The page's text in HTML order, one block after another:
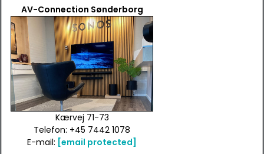
AV-Connection Sønderborg
Kærvej 71-73
Telefon: +45 7442 1078
E-mail: [email protected]